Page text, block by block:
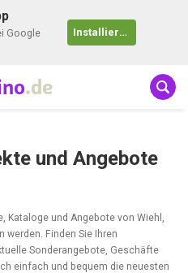
Google
Installieren
.de
und Angebote
Kataloge und Angebote von Wiehl,
werden. Finden Sie Ihren
Sonderangebote, Geschäfte
einfach und bequem die neuesten